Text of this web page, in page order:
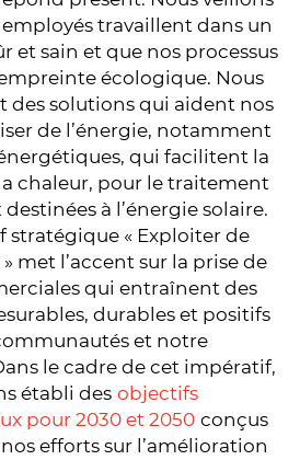
travaillent dans un
et sain et que nos processus
écologique. Nous
des solutions qui aident nos
de l’énergie, notamment
qui facilitent la
chaleur, pour le traitement
destinées à l’énergie solaire.
stratégique « Exploiter de
met l’accent sur la prise de
qui entraînent des
durables et positifs
et notre
le cadre de cet impératif,
établi des objectifs
pour 2030 et 2050 conçus
efforts sur l’amélioration